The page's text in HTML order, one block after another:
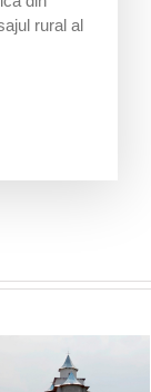
rural al